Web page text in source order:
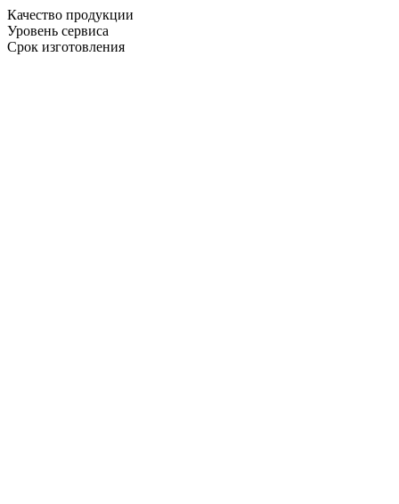
Качество продукции
Уровень сервиса
Срок изготовления